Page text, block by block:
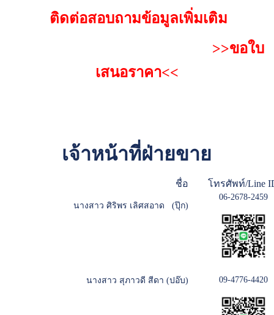
ติดต่อสอบถามข้อมูลเพิ่มเติม
>>ขอใบ
เสนอราคา<<
เจ้าหน้าที่ฝ่ายขาย
ชื่อ โทรศัพท์/Line
นางสาว ศิริพร เลิศสอาด (ปุ๊ก)
06-2678-2459
นางสาว สุภาวดี สีดา (ปอ๊บ) 09-4776-4420